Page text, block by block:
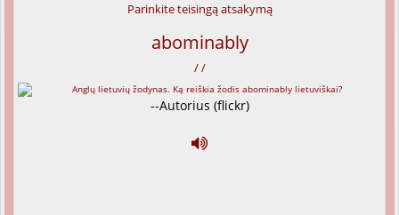
Parinkite teisingą atsakymą
abominably
/ /
--Autorius (flickr)